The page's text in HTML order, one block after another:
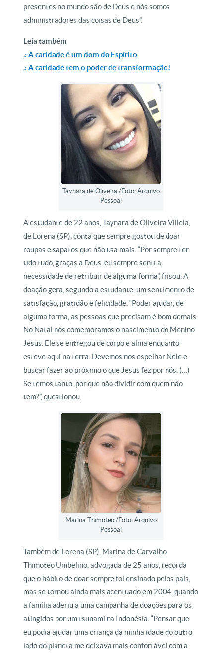
presentes no mundo são de Deus e nós somos
administradores das coisas de Deus”.
Leia também
.: A caridade é um dom do Espírito
.: A caridade tem o poder de transformação!
Taynara de Oliveira /Foto: Arquivo
Pessoal
A estudante de 22 anos, Taynara de Oliveira Villela,
de Lorena (SP), conta que sempre gostou de doar
roupas e sapatos que não usa mais. “Por sempre ter
tido tudo, graças a Deus, eu sempre senti a
necessidade de retribuir de alguma forma”, frisou. A
doação gera, segundo a estudante, um sentimento de
satisfação, gratidão e felicidade. “Poder ajudar, de
alguma forma, as pessoas que precisam é bom demais.
No Natal nós comemoramos o nascimento do Menino
Jesus. Ele se entregou de corpo e alma enquanto
esteve aqui na terra. Devemos nos espelhar Nele e
buscar fazer ao próximo o que Jesus fez por nós. (…)
Se temos tanto, por que não dividir com quem não
tem?”, questionou.
Marina Thimoteo /Foto: Arquivo
Pessoal
Também de Lorena (SP), Marina de Carvalho
Thimoteo Umbelino, advogada de 25 anos, recorda
que o hábito de doar sempre foi ensinado pelos pais,
mas se tornou ainda mais acentuado em 2004, quando
a família aderiu a uma campanha de doações para os
atingidos por um tsunami na Indonésia. “Pensar que
eu podia ajudar uma criança da minha idade do outro
lado do planeta me deixava mais confortável com a